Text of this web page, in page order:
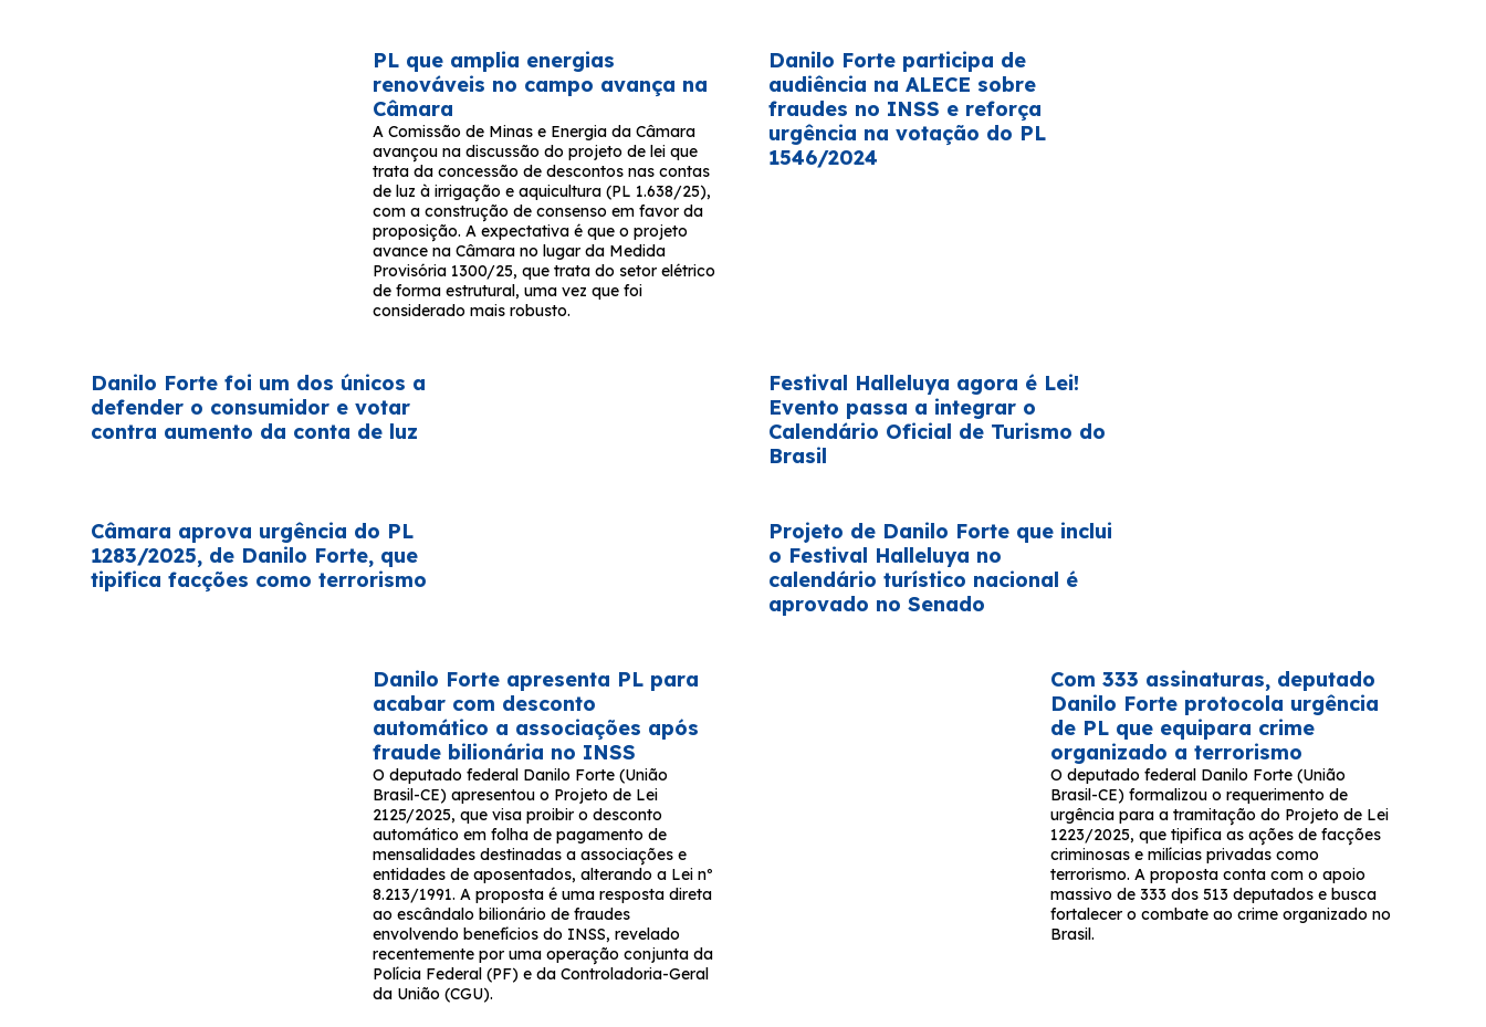
PL que amplia energias
renováveis no campo avança na
Câmara
A Comissão de Minas e Energia da Câmara
avançou na discussão do projeto de lei que
trata da concessão de descontos nas contas
de luz à irrigação e aquicultura (PL 1.638/25),
com a construção de consenso em favor da
proposição. A expectativa é que o projeto
avance na Câmara no lugar da Medida
Provisória 1300/25, que trata do setor elétrico
de forma estrutural, uma vez que foi
considerado mais robusto.
Danilo Forte participa de
audiência na ALECE sobre
fraudes no INSS e reforça
urgência na votação do PL
1546/2024
Danilo Forte foi um dos únicos a
defender o consumidor e votar
contra aumento da conta de luz
Festival Halleluya agora é Lei!
Evento passa a integrar o
Calendário Oficial de Turismo do
Brasil
Câmara aprova urgência do PL
1283/2025, de Danilo Forte, que
tipifica facções como terrorismo
Projeto de Danilo Forte que inclui
o Festival Halleluya no
calendário turístico nacional é
aprovado no Senado
Danilo Forte apresenta PL para
acabar com desconto
automático a associações após
fraude bilionária no INSS
O deputado federal Danilo Forte (União
Brasil-CE) apresentou o Projeto de Lei
2125/2025, que visa proibir o desconto
automático em folha de pagamento de
mensalidades destinadas a associações e
entidades de aposentados, alterando a Lei nº
8.213/1991. A proposta é uma resposta direta
ao escândalo bilionário de fraudes
envolvendo benefícios do INSS, revelado
recentemente por uma operação conjunta da
Polícia Federal (PF) e da Controladoria-Geral
da União (CGU).
Com 333 assinaturas, deputado
Danilo Forte protocola urgência
de PL que equipara crime
organizado a terrorismo
O deputado federal Danilo Forte (União
Brasil-CE) formalizou o requerimento de
urgência para a tramitação do Projeto de Lei
1223/2025, que tipifica as ações de facções
criminosas e milícias privadas como
terrorismo. A proposta conta com o apoio
massivo de 333 dos 513 deputados e busca
fortalecer o combate ao crime organizado no
Brasil.